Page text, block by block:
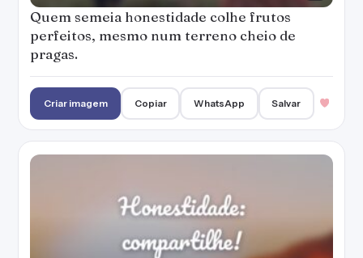
Quem semeia honestidade colhe frutos
perfeitos, mesmo num terreno cheio de
pragas.
Criar imagem Copiar WhatsApp Salvar